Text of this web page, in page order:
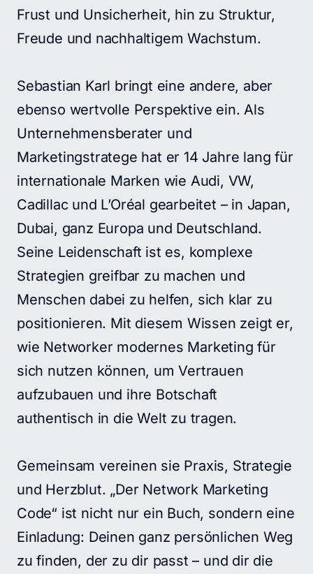
Frust und Unsicherheit, hin zu Struktur,
Freude und nachhaltigem Wachstum.
Sebastian Karl bringt eine andere, aber
ebenso wertvolle Perspektive ein. Als
Unternehmensberater und
Marketingstratege hat er 14 Jahre lang für
internationale Marken wie Audi, VW,
Cadillac und L’Oréal gearbeitet – in Japan,
Dubai, ganz Europa und Deutschland.
Seine Leidenschaft ist es, komplexe
Strategien greifbar zu machen und
Menschen dabei zu helfen, sich klar zu
positionieren. Mit diesem Wissen zeigt er,
wie Networker modernes Marketing für
sich nutzen können, um Vertrauen
aufzubauen und ihre Botschaft
authentisch in die Welt zu tragen.
Gemeinsam vereinen sie Praxis, Strategie
und Herzblut. „Der Network Marketing
Code“ ist nicht nur ein Buch, sondern eine
Einladung: Deinen ganz persönlichen Weg
zu finden, der zu dir passt – und dir die